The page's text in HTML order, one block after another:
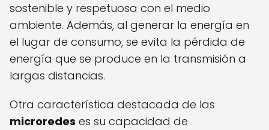
sostenible y respetuosa con el medio
ambiente. Además, al generar la energía en
el lugar de consumo, se evita la pérdida de
energía que se produce en la transmisión a
largas distancias.
Otra característica destacada de las
microredes es su capacidad de